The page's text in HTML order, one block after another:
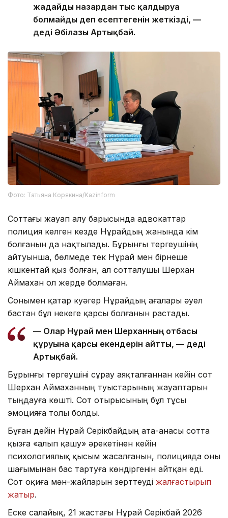
жағдайды назардан тыс қалдыруға
болмайды деп есептегенін жеткізді, —
деді Әбілғазы Артықбай.
Фото: Татьяна Корякина/Kazinform
Соттағы жауап алу барысында адвокаттар
полиция келген кезде Нұрайдың жанында кім
болғанын да нақтылады. Бұрынғы тергеушінің
айтуынша, бөлмеде тек Нұрай мен бірнеше
кішкентай қыз болған, ал сотталушы Шерхан
Аймахан ол жерде болмаған.
Сонымен қатар куәгер Нұрайдың ағалары әуел
бастан бұл некеге қарсы болғанын растады.
— Олар Нұрай мен Шерханның отбасы
құруына қарсы екендерін айтты, — деді
Артықбай.
Бұрынғы тергеушіні сұрау аяқталғаннан кейін сот
Шерхан Аймаханның туыстарының жауаптарын
тыңдауға көшті. Сот отырысының бұл тұсы
эмоцияға толы болды.
Бұған дейін Нұрай Серікбайдың ата-анасы сотта
қызға «алып қашу» әрекетінен кейін
психологиялық қысым жасалғанын, полицияда оны
шағымынан бас тартуға көндіргенін айтқан еді.
Сот оқиға мән-жайларын зерттеуді жалғастырып
жатыр.
Еске салайық, 21 жастағы Нұрай Серікбай 2026